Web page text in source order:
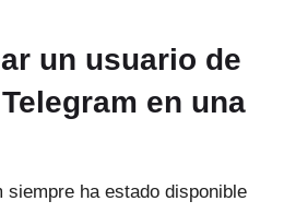
un usuario de
en una
siempre ha estado disponible